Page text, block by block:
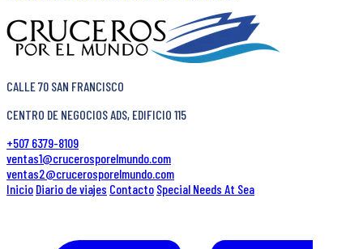
CALLE 70 SAN FRANCISCO
CENTRO DE NEGOCIOS ADS, EDIFICIO 115
+507 6379-8109
ventas1@crucerosporelmundo.com
ventas2@crucerosporelmundo.com
Inicio Diario de viajes Contacto Special Needs At Sea